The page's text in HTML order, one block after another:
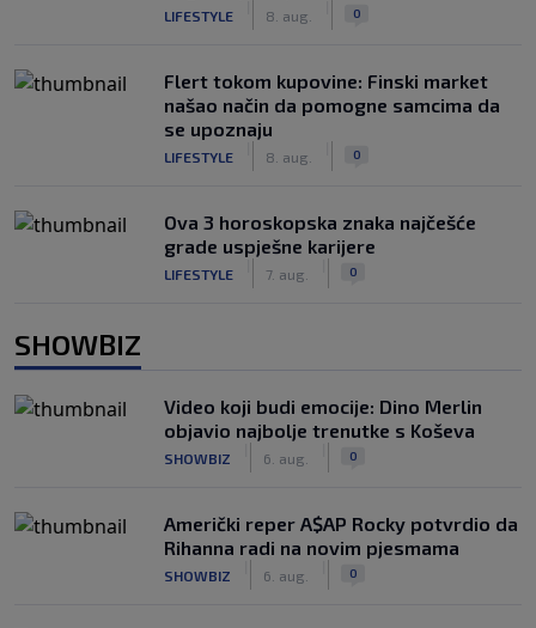
LIFESTYLE 8. aug. 0
Flert tokom kupovine: Finski market
našao način da pomogne samcima da
se upoznaju
LIFESTYLE 8. aug. 0
Ova 3 horoskopska znaka najčešće
grade uspješne karijere
LIFESTYLE 7. aug. 0
SHOWBIZ
Video koji budi emocije: Dino Merlin
objavio najbolje trenutke s Koševa
SHOWBIZ 6. aug. 0
Američki reper A$AP Rocky potvrdio da
Rihanna radi na novim pjesmama
SHOWBIZ 6. aug. 0